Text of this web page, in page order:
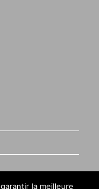
la meilleure